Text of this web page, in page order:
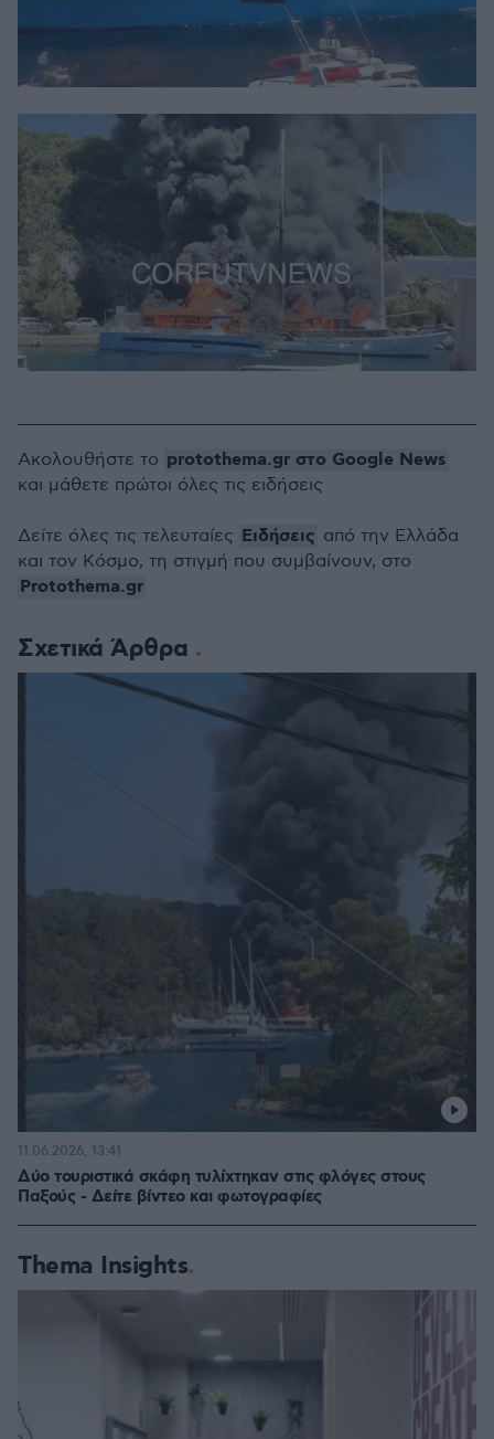
Σχετικά Άρθρα
Δύο τουριστικά σκάφη τυλίχτηκαν στις φλόγες στους
Παξούς - Δείτε βίντεο και φωτογραφίες
11.06.2026, 13:41
Thema Insights
Ακολουθήστε το protothema.gr στο Google News
και μάθετε πρώτοι όλες τις ειδήσεις
Δείτε όλες τις τελευταίες Ειδήσεις από την Ελλάδα
και τον Κόσμο, τη στιγμή που συμβαίνουν, στο
Protothema.gr